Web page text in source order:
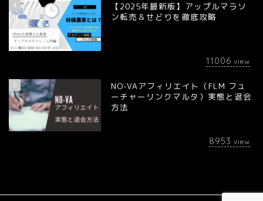
4
【2025年最新版】アップルマラソ
ン転売＆せどりを徹底攻略
11006 view
5
NO-VAアフィリエイト（FLM フュ
ーチャーリンクマルタ）実態と退会
方法
8953 view